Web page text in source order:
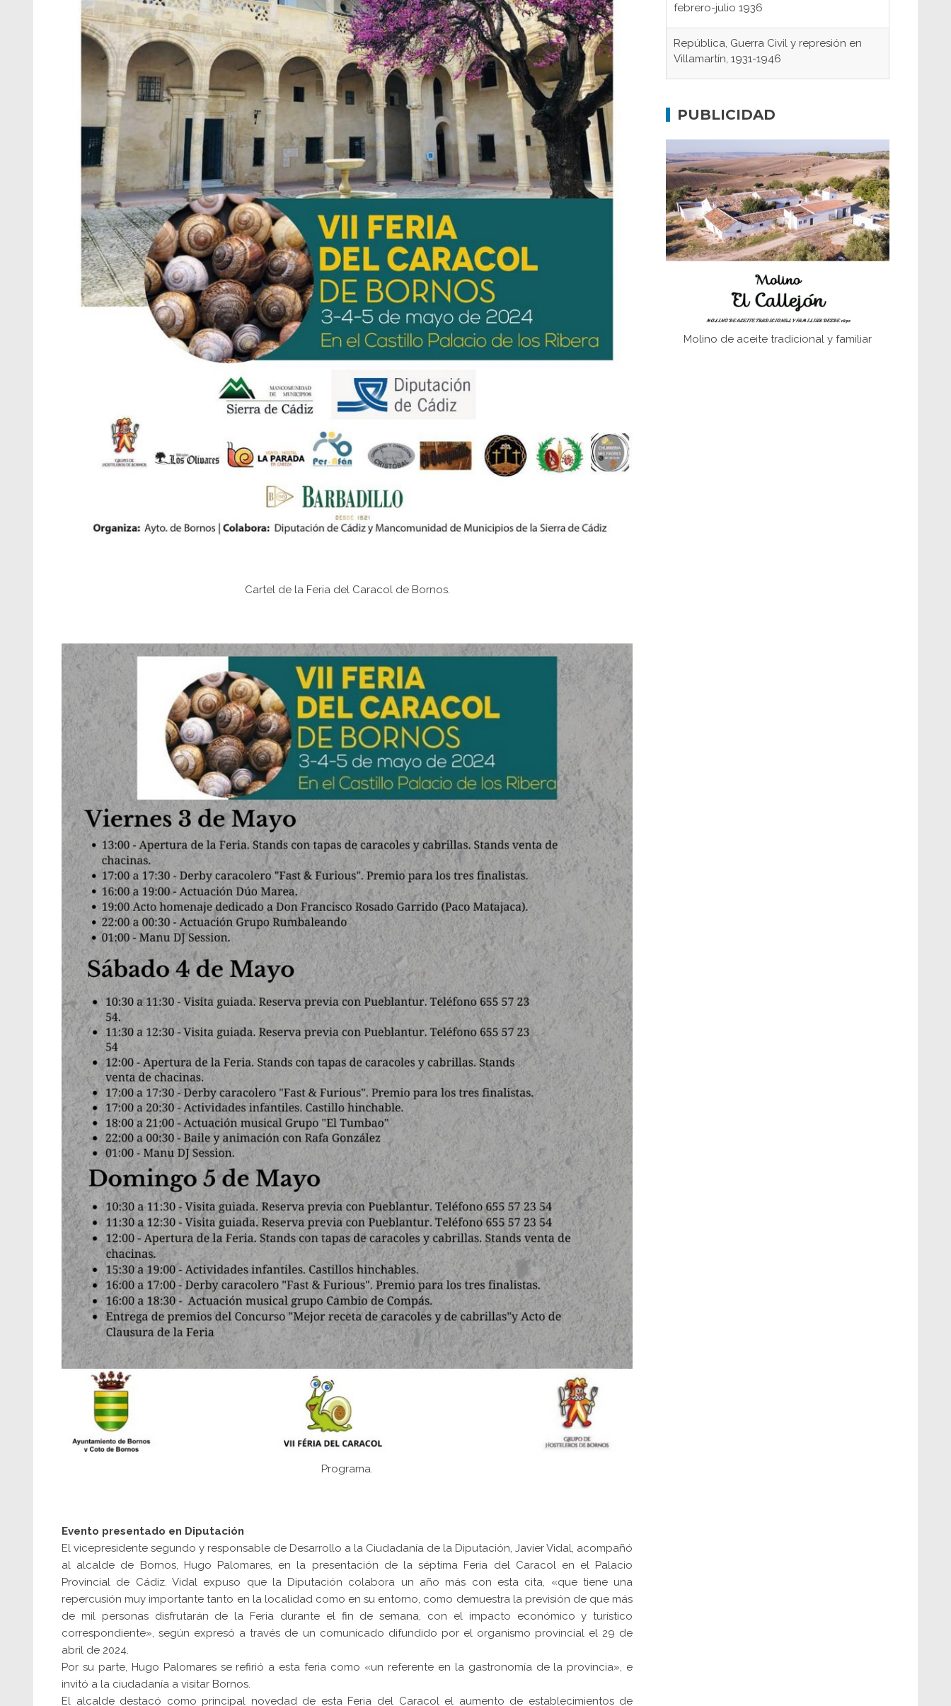
Cartel de la Feria del Caracol de Bornos.
Programa.
Evento presentado en Diputación
El vicepresidente segundo y responsable de Desarrollo a la Ciudadanía de la Diputación, Javier Vidal, acompañó
al alcalde de Bornos, Hugo Palomares, en la presentación de la séptima Feria del Caracol en el Palacio
Provincial de Cádiz. Vidal expuso que la Diputación colabora un año más con esta cita, «que tiene una
repercusión muy importante tanto en la localidad como en su entorno, como demuestra la previsión de que más
de mil personas disfrutarán de la Feria durante el fin de semana, con el impacto económico y turístico
correspondiente», según expresó a través de un comunicado difundido por el organismo provincial el 29 de
abril de 2024.
Por su parte, Hugo Palomares se refirió a esta feria como «un referente en la gastronomía de la provincia», e
invitó a la ciudadanía a visitar Bornos.
El alcalde destacó como principal novedad de esta Feria del Caracol el aumento de establecimientos de
República, Guerra Civil y represión en
Gaditanos deportados a campos de
Don Perafán de Ribera y sus
El Frente Popular. Ubrique, febrero-julio
1936
Juntar las letras. La alfabetización en el
campo: del afán de saber a la
autogestión
Historia y vivencias del poblado de Los
PUBLICIDAD
Molino de aceite tradicional y familiar